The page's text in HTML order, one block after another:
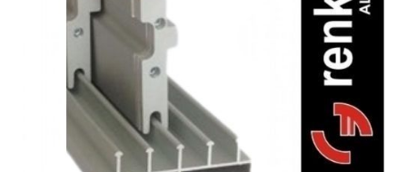
5’li & 3’lü Tek Cam
Sürme